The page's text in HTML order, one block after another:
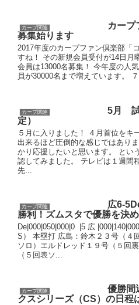
カープ関連
カー
募集始ります
2017年度のカープファン倶楽部「
すね！ その新規会員受付が14日月
会員は13000名募集！ 今年度の人
員が30000名まで増えています。
カープ関連
5月 試
定）
５月に入りました！ ４月首位をキ
出来るほど圧倒的な感じではあり
かり応援したいと思います。 とい
認してみました。 テレビは１週間
先...
カープ関連
広6-
勝利！ズムスタで優勝を決
De|000|050|000|0 |5 広
S） 本塁打 広島：鈴木２３号（４
ソロ）エルドレッド１９号（５回
（５回表ソ...
カープ関連
優勝間
クスシリーズ（CS）の日程